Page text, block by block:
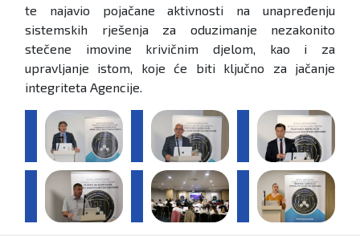
te najavio pojačane aktivnosti na unapređenju
sistemskih rješenja za oduzimanje nezakonito
stečene imovine krivičnim djelom, kao i za
upravljanje istom, koje će biti ključno za jačanje
integriteta Agencije.